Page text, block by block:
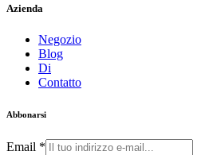
Azienda
Negozio
Blog
Di
Contatto
Abbonarsi
Email *